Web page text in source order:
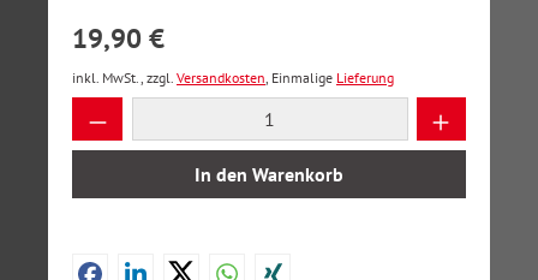
19,90 €
inkl. MwSt., zzgl. Versandkosten, Einmalige Lieferung
Produkt Anzahl: Gib den gewünschten
In den Warenkorb